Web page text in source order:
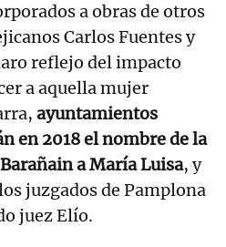
a obras de otros
Carlos Fuentes y
reflejo del impacto
a aquella mujer
ayuntamientos
en 2018 el nombre de la
a María Luisa, y
juzgados de Pamplona
juez Elío.